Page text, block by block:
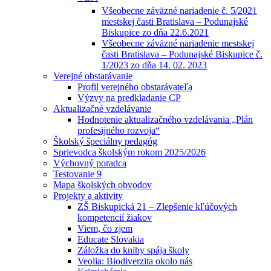
Všeobecne záväzné nariadenie č. 5/2021
mestskej časti Bratislava – Podunajské
Biskupice zo dňa 22.6.2021
Všeobecne záväzné nariadenie mestskej
časti Bratislava – Podunajské Biskupice č.
1/2023 zo dňa 14. 02. 2023
Verejné obstarávanie
Profil verejného obstarávateľa
Výzvy na predkladanie CP
Aktualizačné vzdelávanie
Hodnotenie aktualizačného vzdelávania „Plán
profesijného rozvoja“
Školský špeciálny pedagóg
Sprievodca školským rokom 2025/2026
Výchovný poradca
Testovanie 9
Mapa školských obvodov
Projekty a aktivity
ZŠ Biskupická 21 – Zlepšenie kľúčových
kompetencií žiakov
Viem, čo zjem
Educate Slovakia
Záložka do knihy spája školy
Veolia: Biodiverzita okolo nás